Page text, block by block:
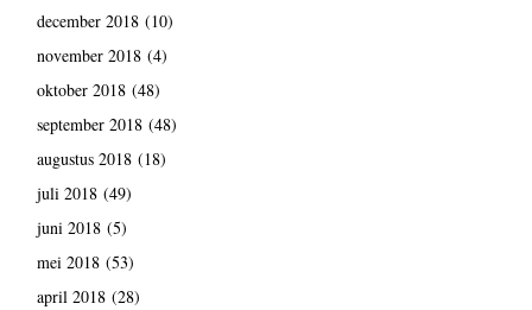
december 2018(10)
november 2018(4)
oktober 2018(48)
september 2018(48)
augustus 2018(18)
juli 2018(49)
juni 2018(5)
mei 2018(53)
april 2018(28)